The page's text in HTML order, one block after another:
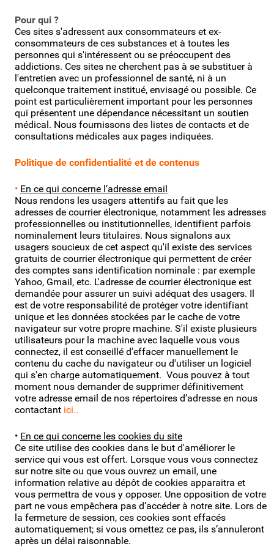
Pour qui ?
Ces sites s'adressent aux consommateurs et ex-
consommateurs de ces substances et à toutes les
personnes qui s'intéressent ou se préoccupent des
addictions. Ces sites ne cherchent pas à se substituer à
l'entretien avec un professionnel de santé, ni à un
quelconque traitement institué, envisagé ou possible. Ce
point est particulièrement important pour les personnes
qui présentent une dépendance nécessitant un soutien
médical. Nous fournissons des listes de contacts et de
consultations médicales aux pages indiquées.
Politique de confidentialité et de contenus
• En ce qui concerne l’adresse email
Nous rendons les usagers attentifs au fait que les
adresses de courrier électronique, notamment les adresses
professionnelles ou institutionnelles, identifient parfois
nominalement leurs titulaires. Nous signalons aux
usagers soucieux de cet aspect qu'il existe des services
gratuits de courrier électronique qui permettent de créer
des comptes sans identification nominale : par exemple
Yahoo, Gmail, etc. L'adresse de courrier électronique est
demandée pour assurer un suivi adéquat des usagers. Il
est de votre responsabilité de protéger votre identifiant
unique et les données stockées par le cache de votre
navigateur sur votre propre machine. S'il existe plusieurs
utilisateurs pour la machine avec laquelle vous vous
connectez, il est conseillé d'effacer manuellement le
contenu du cache du navigateur ou d'utiliser un logiciel
qui s'en charge automatiquement. Vous pouvez à tout
moment nous demander de supprimer définitivement
votre adresse email de nos répertoires d’adresse en nous
contactant ici..
• En ce qui concerne les cookies du site
Ce site utilise des cookies dans le but d'améliorer le
service qui vous est offert. Lorsque vous vous connectez
sur notre site ou que vous ouvrez un email, une
information relative au dépôt de cookies apparaitra et
vous permettra de vous y opposer. Une opposition de votre
part ne vous empêchera pas d’accéder à notre site. Lors de
la fermeture de session, ces cookies sont effacés
automatiquement; si vous omettez ce pas, ils s’annuleront
après un délai raisonnable.